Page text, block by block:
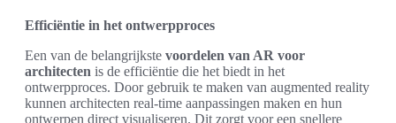
Efficiëntie in het ontwerpproces
Een van de belangrijkste voordelen van AR voor
architecten is de efficiëntie die het biedt in het
ontwerpproces. Door gebruik te maken van augmented reality
kunnen architecten real-time aanpassingen maken en hun
ontwerpen direct visualiseren. Dit zorgt voor een snellere